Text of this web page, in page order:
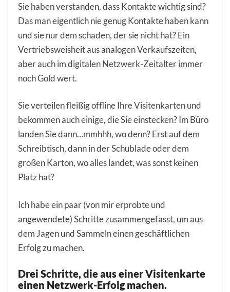
Sie haben verstanden, dass Kontakte wichtig sind?
Das man eigentlich nie genug Kontakte haben kann
und sie nur dem schaden, der sie nicht hat? Ein
Vertriebsweisheit aus analogen Verkaufszeiten,
aber auch im digitalen Netzwerk-Zeitalter immer
noch Gold wert.
Sie verteilen fleißig offline Ihre Visitenkarten und
bekommen auch einige, die Sie einstecken? Im Büro
landen Sie dann…mmhhh, wo denn? Erst auf dem
Schreibtisch, dann in der Schublade oder dem
großen Karton, wo alles landet, was sonst keinen
Platz hat?
Ich habe ein paar (von mir erprobte und
angewendete) Schritte zusammengefasst, um aus
dem Jagen und Sammeln einen geschäftlichen
Erfolg zu machen.
Drei Schritte, die aus einer Visitenkarte
einen Netzwerk-Erfolg machen.